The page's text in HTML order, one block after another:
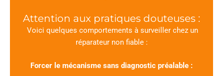
Attention aux pratiques douteuses :
Voici quelques comportements à surveiller chez un
réparateur non fiable :
Forcer le mécanisme sans diagnostic préalable :